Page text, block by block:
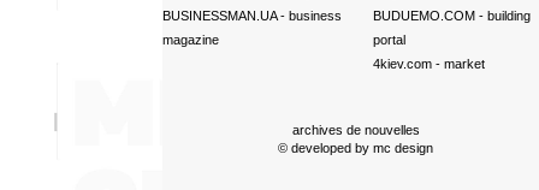
BUSINESSMAN.UA- business
magazine
BUDUEMO.COM- building
portal
4kiev.com- market
archives de nouvelles
© developed by mc design